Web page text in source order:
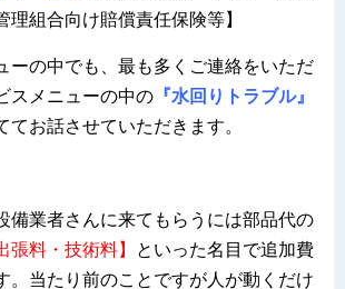
理組合向け賠償責任保険等】
ーの中でも、最も多くご連絡をいただ
スメニューの中の 『水回りトラブル』
てお話させていただきます。
備業者さんに来てもらうには部品代の
張料・技術料】
といった名目で追加費
。当たり前のことですが人が動くだけ